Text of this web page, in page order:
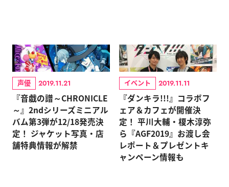
声優 2019.11.21
『音戯の譜～CHRONICLE
～』2ndシリーズミニアル
バム第3弾が12/18発売決
定！ ジャケット写真・店
舗特典情報が解禁
イベント 2019.11.11
『ダンキラ!!!』コラボフ
ェア＆カフェが開催決
定！ 平川大輔・榎木淳弥
ら『AGF2019』お渡し会
レポート＆プレゼントキ
ャンペーン情報も